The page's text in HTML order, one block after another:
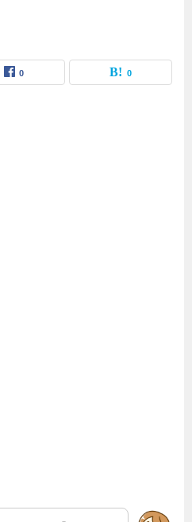
0 0